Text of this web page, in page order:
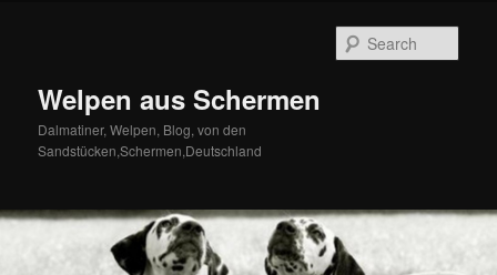
Welpen aus Schermen
Dalmatiner, Welpen, Blog, von den
Sandstücken,Schermen,Deutschland